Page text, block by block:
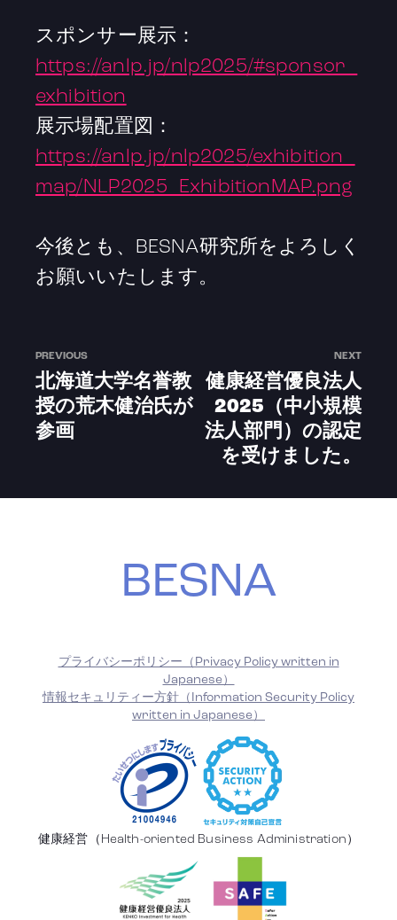
スポンサー展示：
https://anlp.jp/nlp2025/#sponsor_
exhibition
展示場配置図：
https://anlp.jp/nlp2025/exhibition_
map/NLP2025_ExhibitionMAP.png
今後とも、BESNA研究所をよろしく
お願いいたします。
PREVIOUS
北海道大学名誉教
授の荒木健治氏が
参画
NEXT
健康経営優良法人
2025（中小規模
法人部門）の認定
を受けました。
BESNA
プライバシーポリシー（Privacy Policy written in
Japanese）
情報セキュリティー方針（Information Security Policy
written in Japanese）
健康経営（Health-oriented Business Administration）